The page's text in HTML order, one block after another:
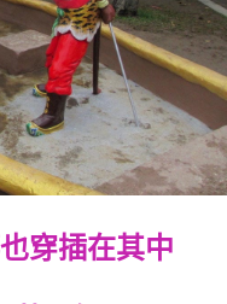
穿插在其中